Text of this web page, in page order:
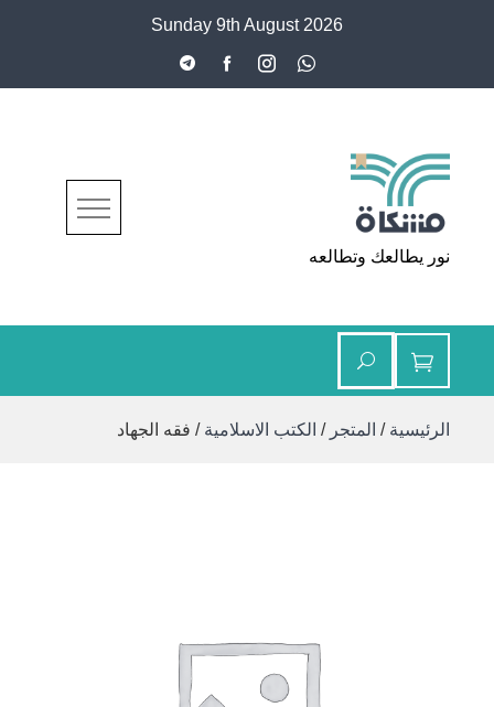
Sunday 9th August 2026
مشكاة
نور يطالعك وتطالعه
الرئيسية / المتجر / الكتب الاسلامية / فقه الجهاد